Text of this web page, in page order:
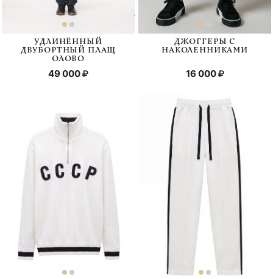
УДЛИНЁННЫЙ
ДВУБОРТНЫЙ ПЛАЩ
ОЛОВО
49 000
ДЖОГГЕРЫ С
НАКОЛЕННИКАМИ
16 000